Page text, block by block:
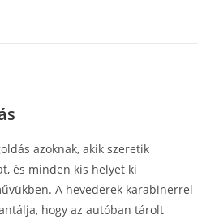
azoknak, akik szeretik
és minden kis helyet ki
A hevederek karabinerrel
hogy az autóban tárolt